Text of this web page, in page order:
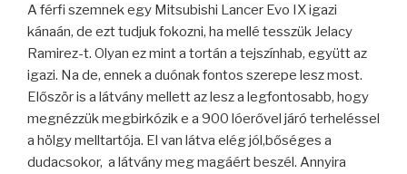
A férfi szemnek egy Mitsubishi Lancer Evo IX igazi
kánaán, de ezt tudjuk fokozni, ha mellé tesszük Jelacy
Ramirez-t. Olyan ez mint a tortán a tejszínhab, együtt az
igazi. Na de, ennek a duónak fontos szerepe lesz most.
Először is a látvány mellett az lesz a legfontosabb, hogy
megnézzük megbirkózik e a 900 lóerővel járó terheléssel
a hölgy melltartója. El van látva elég jól,bőséges a
dudacsokor, a látvány meg magáért beszél. Annyira